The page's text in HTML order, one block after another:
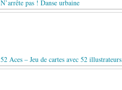
N’arrête pas ! Danse urbaine
52 Aces – Jeu de cartes avec 52 illustrateurs